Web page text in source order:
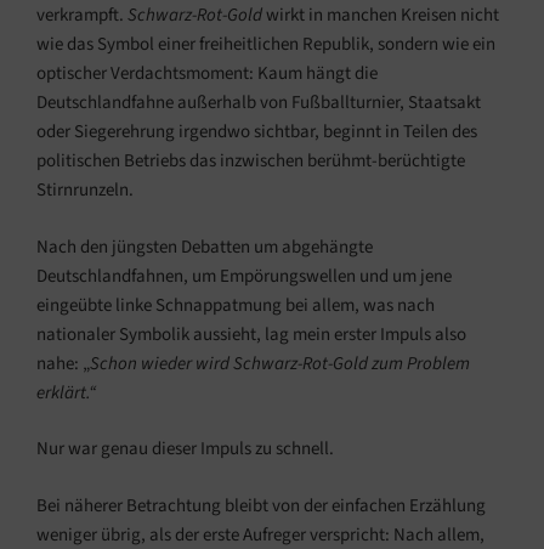
verkrampft.Schwarz-Rot-Goldwirkt in manchen Kreisen nicht
wie das Symbol einer freiheitlichen Republik, sondern wie ein
optischer Verdachtsmoment: Kaum hängt die
Deutschlandfahne außerhalb von Fußballturnier, Staatsakt
oder Siegerehrung irgendwo sichtbar, beginnt in Teilen des
politischen Betriebs das inzwischen berühmt-berüchtigte
Stirnrunzeln.
Nach den jüngsten Debatten um abgehängte
Deutschlandfahnen, um Empörungswellen und um jene
eingeübte linke Schnappatmung bei allem, was nach
nationaler Symbolik aussieht, lag mein erster Impuls also
nahe: „Schon wieder wird Schwarz-Rot-Gold zum Problem
erklärt.“
Nur war genau dieser Impuls zu schnell.
Bei näherer Betrachtung bleibt von der einfachen Erzählung
weniger übrig, als der erste Aufreger verspricht: Nach allem,